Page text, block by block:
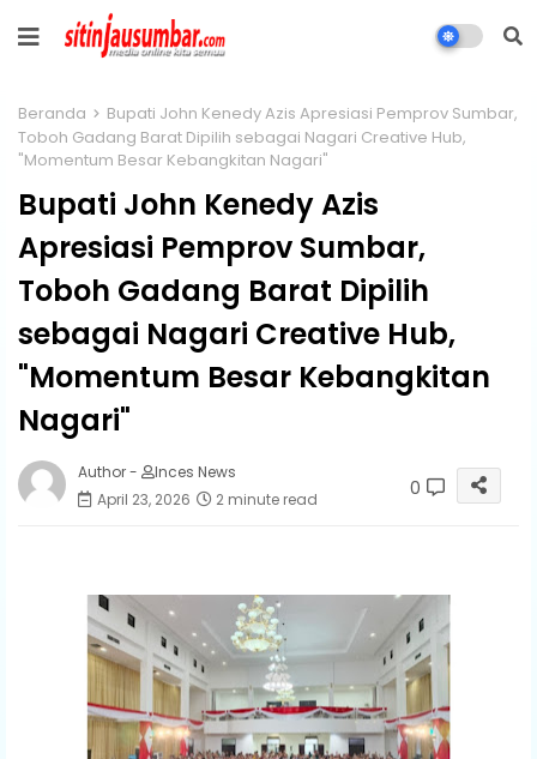
Beranda
Bupati John Kenedy Azis Apresiasi Pemprov Sumbar,
Toboh Gadang Barat Dipilih sebagai Nagari Creative Hub,
"Momentum Besar Kebangkitan Nagari"
Bupati John Kenedy Azis
Apresiasi Pemprov Sumbar,
Toboh Gadang Barat Dipilih
sebagai Nagari Creative Hub,
"Momentum Besar Kebangkitan
Nagari"
Author -
Inces News
April 23, 2026
2 minute read 0